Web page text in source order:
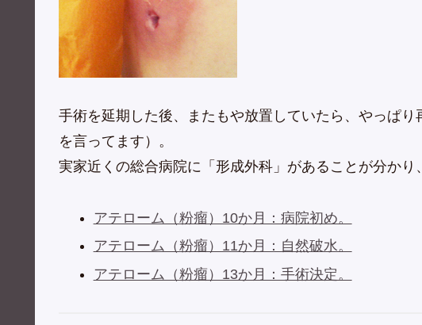
手術を延期した後、またもや放置していたら、やっぱ
を言ってます）。
実家近くの総合病院に「形成外科」があることが分かり
アテローム（粉瘤）10か月：病院初め。
アテローム（粉瘤）11か月：自然破水。
アテローム（粉瘤）13か月：手術決定。